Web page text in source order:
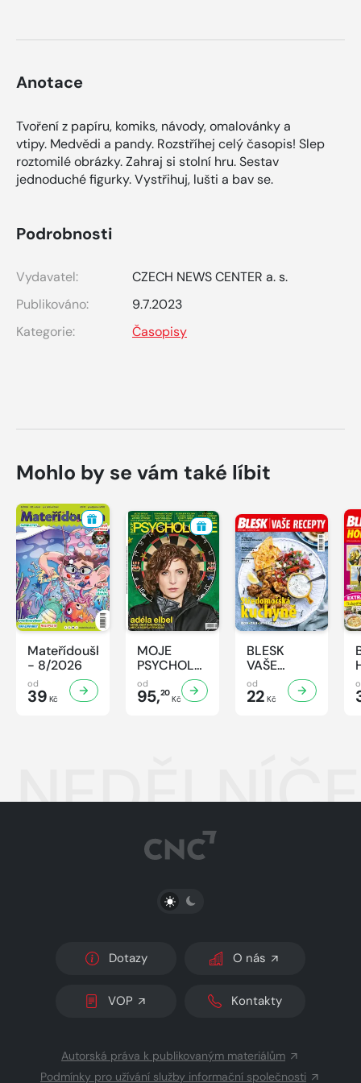
Anotace
Tvoření z papíru, komiks, návody, omalovánky a
vtipy. Medvědi a pandy. Rozstříhej celý časopis! Slep
roztomilé obrázky. Zahraj si stolní hru. Sestav
jednoduché figurky. Vystřihuj, lušti a bav se.
Podrobnosti
Vydavatel:
CZECH NEWS CENTER a. s.
Publikováno:
9.7.2023
Kategorie:
Časopisy
Mohlo by se vám také líbit
Mateřídouška
- 8/2026
od
39 Kč
MOJE
PSYCHOLOGIE
- 8/2026
od
95,20
Kč
BLESK
VAŠE
RECEPTY -
8/2026
od
22 Kč
PŘEPNOUT SVĚTLÝ/TMAVÝ REŽIM
Dotazy O nás
VOP Kontakty
Autorská práva k publikovaným materiálům
Podmínky pro užívání služby informační společnosti